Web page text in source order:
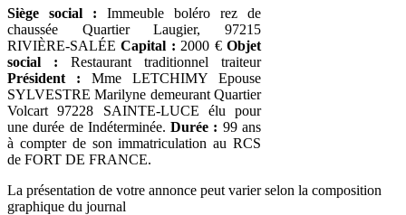
Siège social : Immeuble boléro rez de
chaussée Quartier Laugier, 97215
RIVIÈRE-SALÉECapital : 2000 €Objet
social : Restaurant traditionnel traiteur
Président : Mme LETCHIMY Epouse
SYLVESTRE Marilyne demeurant Quartier
Volcart 97228 SAINTE-LUCE élu pour
une durée de Indéterminée.Durée : 99 ans
à compter de son immatriculation au RCS
de FORT DE FRANCE.
La présentation de votre annonce peut varier selon la composition
graphique du journal